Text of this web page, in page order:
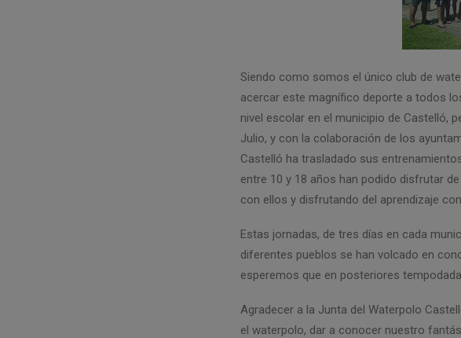
Siendo como somos el único club de
acercar este magnífico deporte a todos
nivel escolar en el municipio de Castelló,
Julio, y con la colaboración de los
Castelló ha trasladado sus
entre 10 y 18 años han podido disfrutar
con ellos y disfrutando del aprendizaje
Estas jornadas, de tres días en cada
diferentes pueblos se han volcado en
esperemos que en posteriores
Agradecer a la Junta del Waterpolo
el waterpolo, dar a conocer nuestro